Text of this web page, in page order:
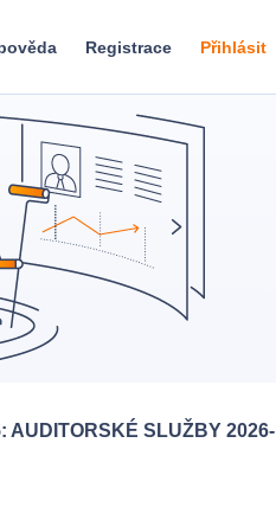
Registrace Přihlásit
AUDITORSKÉ SLUŽBY 2026-